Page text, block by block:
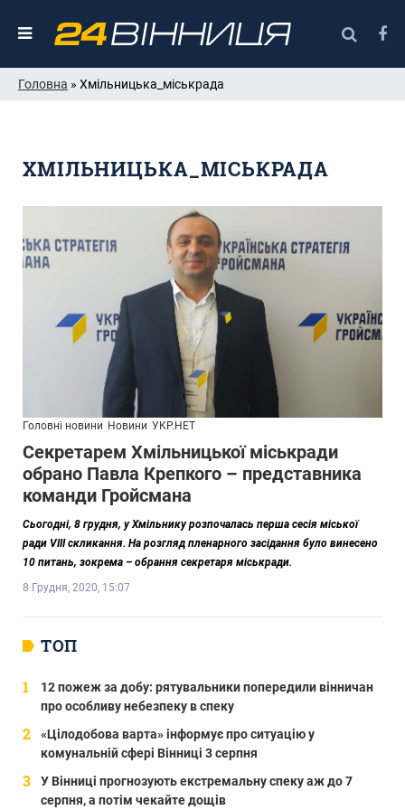
Головна » Хмільницька_міськрада
ХМІЛЬНИЦЬКА_МІСЬКРАДА
Головні новини Новини УКР.НЕТ
Секретарем Хмільницької міськради
обрано Павла Крепкого – представника
команди Гройсмана
Сьогодні, 8 грудня, уХмільнику розпочалась перша сесія міської
ради VIIIскликання. На розгляд пленарного засідання було винесено
10 питань, зокрема – обрання секретаря міськради.
8 Грудня, 2020, 15:07
ТОП
12 пожеж за добу: рятувальники попередили вінничан
про особливу небезпеку в спеку
«Цілодобова варта» інформує про ситуацію у
комунальній сфері Вінниці 3 серпня
У Вінниці прогнозують екстремальну спеку аж до 7
серпня, а потім чекайте дощів